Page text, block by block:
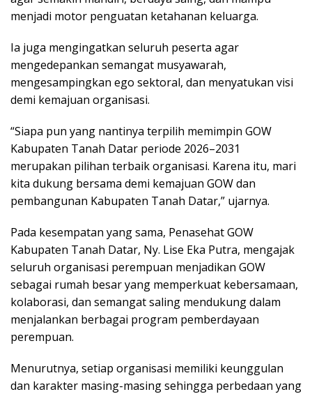
menjadi motor penguatan ketahanan keluarga.
Ia juga mengingatkan seluruh peserta agar
mengedepankan semangat musyawarah,
mengesampingkan ego sektoral, dan menyatukan visi
demi kemajuan organisasi.
“Siapa pun yang nantinya terpilih memimpin GOW
Kabupaten Tanah Datar periode 2026–2031
merupakan pilihan terbaik organisasi. Karena itu, mari
kita dukung bersama demi kemajuan GOW dan
pembangunan Kabupaten Tanah Datar,” ujarnya.
Pada kesempatan yang sama, Penasehat GOW
Kabupaten Tanah Datar, Ny. Lise Eka Putra, mengajak
seluruh organisasi perempuan menjadikan GOW
sebagai rumah besar yang memperkuat kebersamaan,
kolaborasi, dan semangat saling mendukung dalam
menjalankan berbagai program pemberdayaan
perempuan.
Menurutnya, setiap organisasi memiliki keunggulan
dan karakter masing-masing sehingga perbedaan yang